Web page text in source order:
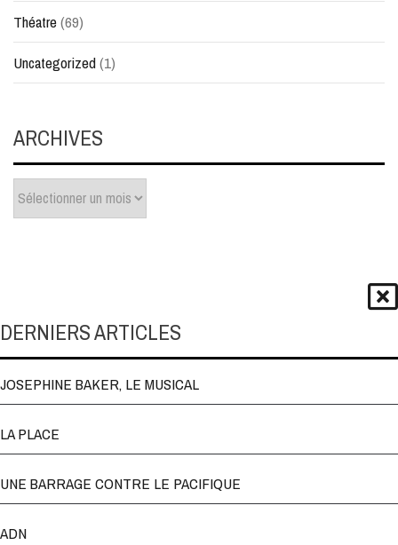
Théatre(69)
Uncategorized(1)
ARCHIVES
Archives
DERNIERS ARTICLES
JOSEPHINE BAKER, LE MUSICAL
LA PLACE
UNE BARRAGE CONTRE LE PACIFIQUE
ADN